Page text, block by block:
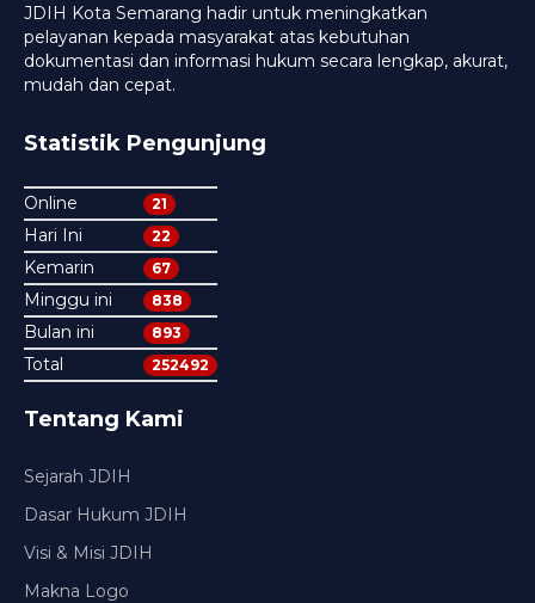
JDIH Kota Semarang hadir untuk meningkatkan
pelayanan kepada masyarakat atas kebutuhan
dokumentasi dan informasi hukum secara lengkap, akurat,
mudah dan cepat.
Statistik Pengunjung
Online 21
Hari Ini 22
Kemarin 67
Minggu ini 838
Bulan ini 893
Total 252492
Tentang Kami
Sejarah JDIH
Dasar Hukum JDIH
Visi & Misi JDIH
Makna Logo